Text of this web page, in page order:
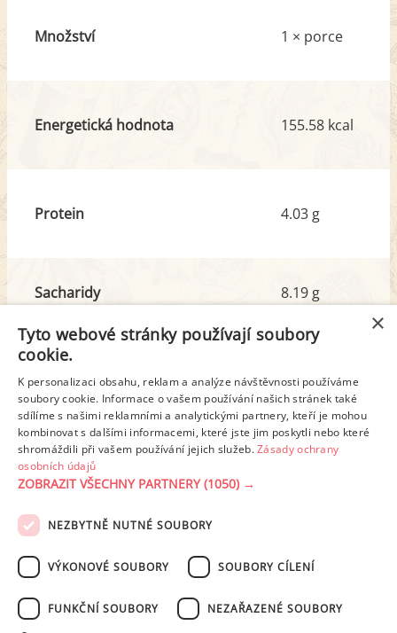
Množství 1 × porce
Energetická hodnota 155.58 kcal
Protein 4.03 g
Sacharidy
8.19 g
Tuk
z toho nas. mastné kyseliny
11.83 g
6.49 g
Detailní rozpis
PODMÍNKY UŽITÍ ZÁSADY OCHRANY OSOBNÍCH ÚDAJŮ
NASTAVENÍ COOKIES
×
Tyto webové stránky používají soubory
cookie.
K personalizaci obsahu, reklam a analýze návštěvnosti používáme
soubory cookie. Informace o vašem používání našich stránek také
sdílíme s našimi reklamními a analytickými partnery, kteří je mohou
kombinovat s dalšími informacemi, které jste jim poskytli nebo které
shromáždili při vašem používání jejich služeb.Zásady ochrany
osobních údajů
ZOBRAZIT VŠECHNY PARTNERY(1050) →
NEZBYTNĚ NUTNÉ SOUBORY
VÝKONOVÉ SOUBORY SOUBORY CÍLENÍ
FUNKČNÍ SOUBORY NEZAŘAZENÉ SOUBORY